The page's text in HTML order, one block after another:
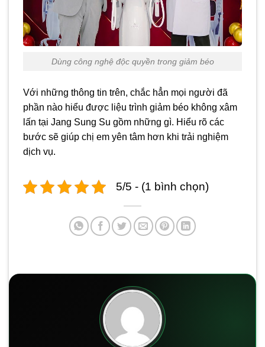
Dùng công nghệ độc quyền trong giảm béo
Với những thông tin trên, chắc hẳn mọi người đã
phần nào hiểu được liệu trình giảm béo không xâm
lấn tại Jang Sung Su gồm những gì. Hiểu rõ các
bước sẽ giúp chị em yên tâm hơn khi trải nghiệm
dịch vụ.
5/5 - (1 bình chọn)